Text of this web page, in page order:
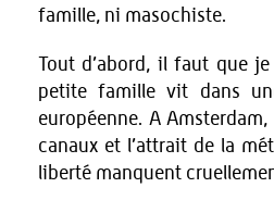
famille, ni masochiste.
Tout d’abord, il faut que
petite famille vit dans
européenne. A
canaux et l’attrait de la
liberté manquent